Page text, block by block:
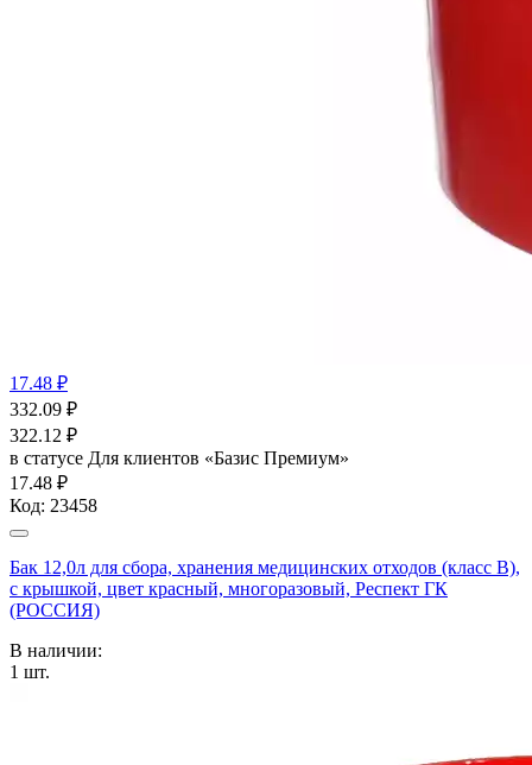
17.48 ₽
332.09 ₽
322.12 ₽
в статусе Для клиентов «Базис Премиум»
17.48 ₽
Код: 23458
Бак 12,0л для сбора, хранения медицинских отходов (класс В),
с крышкой, цвет красный, многоразовый, Респект ГК
(РОССИЯ)
В наличии:
1 шт.